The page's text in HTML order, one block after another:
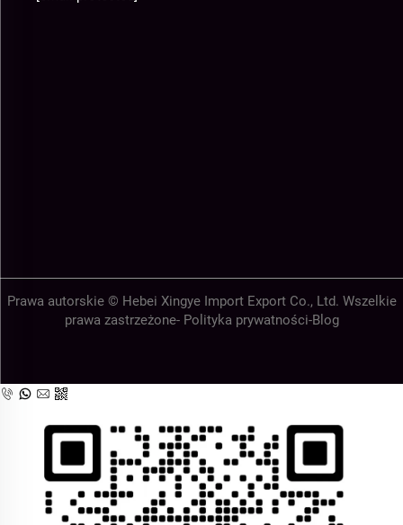
Prawa autorskie © Hebei Xingye Import Export Co., Ltd. Wszelkie
prawa zastrzeżone- Polityka prywatności-Blog